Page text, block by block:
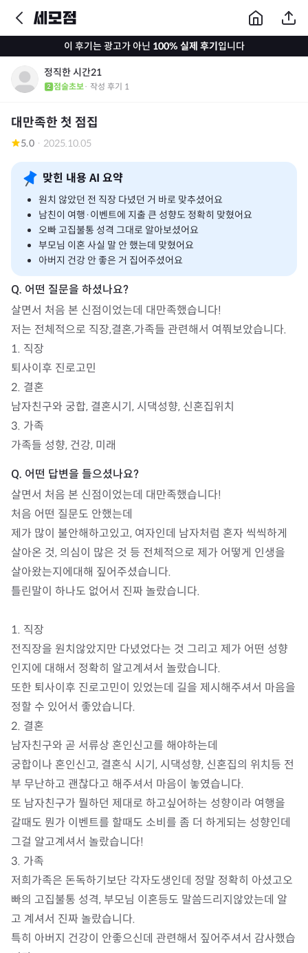
이 후기는 광고가 아닌 100% 실제 후기입니다
정직한 시간21
점술초보· 작성 후기 1
대만족한 첫 점집
5.0 · 2025.10.05
맞힌 내용 AI 요약
원치 않았던 전 직장 다녔던 거 바로 맞추셨어요
남친이 여행·이벤트에 지출 큰 성향도 정확히 맞혔어요
오빠 고집불통 성격 그대로 알아보셨어요
부모님 이혼 사실 말 안 했는데 맞혔어요
아버지 건강 안 좋은 거 집어주셨어요
살면서 처음 본 신점이었는데 대만족했습니다!
저는 전체적으로 직장,결혼,가족들 관련해서 여쭤보았습니다.
1. 직장
퇴사이후 진로고민
2. 결혼
남자친구와 궁합, 결혼시기, 시댁성향, 신혼집위치
3. 가족
가족들 성향, 건강, 미래
살면서 처음 본 신점이었는데 대만족했습니다!
처음 어떤 질문도 안했는데
제가 많이 불안해하고있고, 여자인데 남자처럼 혼자 씩씩하게
살아온 것, 의심이 많은 것 등 전체적으로 제가 어떻게 인생을
살아왔는지에대해 짚어주셨습니다.
틀린말이 하나도 없어서 진짜 놀랐습니다.
1. 직장
전직장을 원치않았지만 다녔었다는 것 그리고 제가 어떤 성향
인지에 대해서 정확히 알고계셔서 놀랐습니다.
또한 퇴사이후 진로고민이 있었는데 길을 제시해주셔서 마음을
정할 수 있어서 좋았습니다.
2. 결혼
남자친구와 곧 서류상 혼인신고를 해야하는데
궁합이나 혼인신고, 결혼식 시기, 시댁성향, 신혼집의 위치등 전
부 무난하고 괜찮다고 해주셔서 마음이 놓였습니다.
또 남자친구가 뭘하던 제대로 하고싶어하는 성향이라 여행을
갈때도 뭔가 이벤트를 할때도 소비를 좀 더 하게되는 성향인데
그걸 알고계셔서 놀랐습니다!
3. 가족
저희가족은 돈독하기보단 각자도생인데 정말 정확히 아셨고오
빠의 고집불통 성격, 부모님 이혼등도 말씀드리지않았는데 알
고 계셔서 진짜 놀랐습니다.
특히 아버지 건강이 안좋으신데 관련해서 짚어주셔서 감사했습